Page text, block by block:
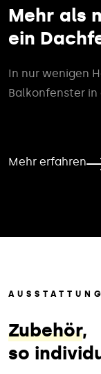
Mehr als
ein
In nur wenigen
Balkonfenster
Mehr erfahren
AUSSTATTUNG
Zubehör,
so